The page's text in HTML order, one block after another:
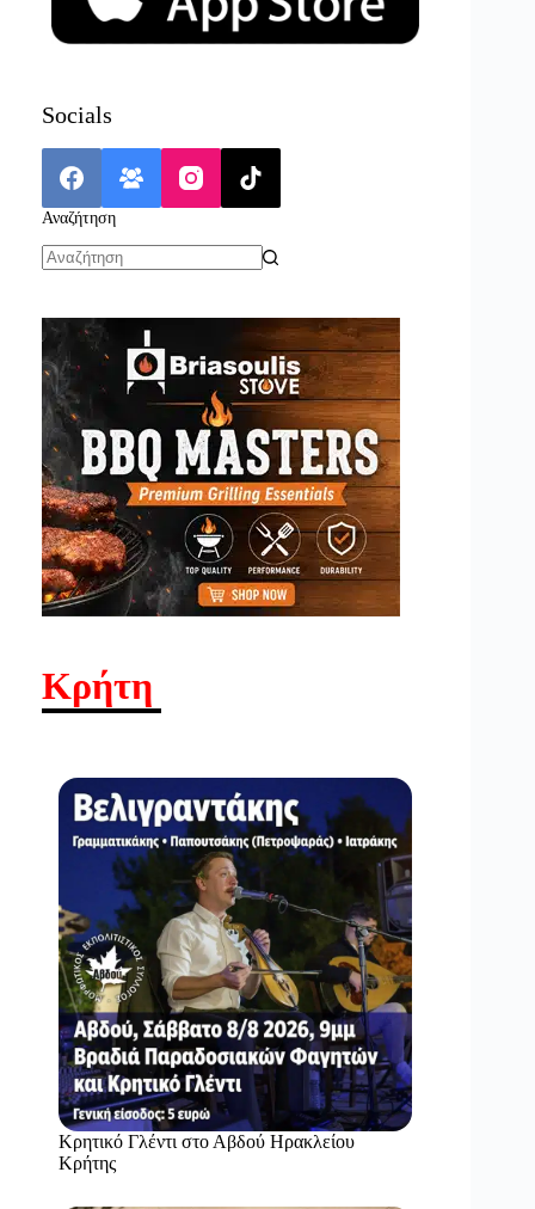
Socials
Αναζήτηση
Κρήτη
Κρητικό Γλέντι στο Αβδού Ηρακλείου
Κρήτης